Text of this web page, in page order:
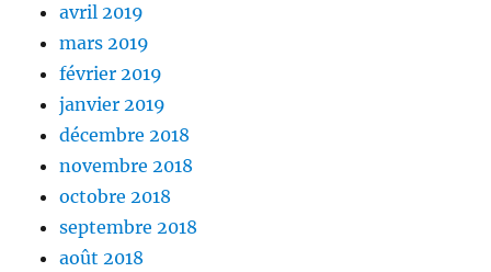
avril 2019
mars 2019
février 2019
janvier 2019
décembre 2018
novembre 2018
octobre 2018
septembre 2018
août 2018